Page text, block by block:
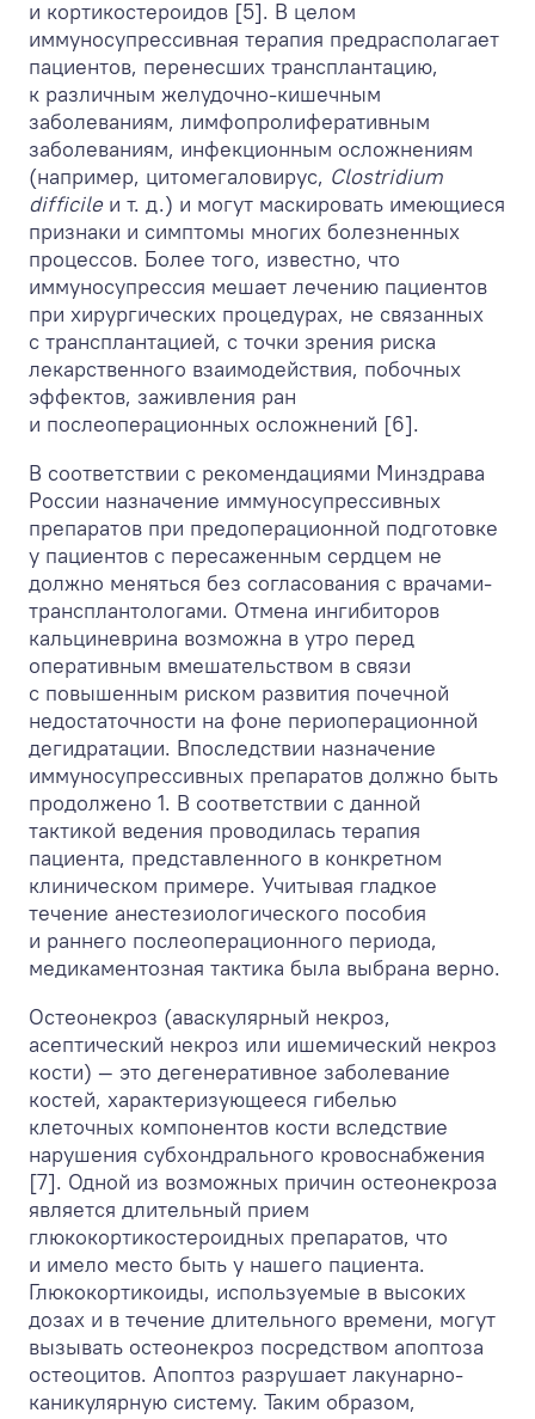
и кортикостероидов [5]. В целом
иммуносупрессивная терапия предрасполагает
пациентов, перенесших трансплантацию,
к различным желудочно-кишечным
заболеваниям, лимфопролиферативным
заболеваниям, инфекционным осложнениям
(например, цитомегаловирус, Clostridium
difficileи т. д.) и могут маскировать имеющиеся
признаки и симптомы многих болезненных
процессов. Более того, известно, что
иммуносупрессия мешает лечению пациентов
при хирургических процедурах, не связанных
с трансплантацией, с точки зрения риска
лекарственного взаимодействия, побочных
эффектов, заживления ран
и послеоперационных осложнений [6].
В соответствии с рекомендациями Минздрава
России назначение иммуносупрессивных
препаратов при предоперационной подготовке
у пациентов с пересаженным сердцем не
должно меняться без согласования с врачами-
трансплантологами. Отмена ингибиторов
кальциневрина возможна в утро перед
оперативным вмешательством в связи
с повышенным риском развития почечной
недостаточности на фоне периоперационной
дегидратации. Впоследствии назначение
иммуносупрессивных препаратов должно быть
продолжено 1. В соответствии с данной
тактикой ведения проводилась терапия
пациента, представленного в конкретном
клиническом примере. Учитывая гладкое
течение анестезиологического пособия
и раннего послеоперационного периода,
медикаментозная тактика была выбрана верно.
Остеонекроз (аваскулярный некроз,
асептический некроз или ишемический некроз
кости) — это дегенеративное заболевание
костей, характеризующееся гибелью
клеточных компонентов кости вследствие
нарушения субхондрального кровоснабжения
[7]. Одной из возможных причин остеонекроза
является длительный прием
глюкокортикостероидных препаратов, что
и имело место быть у нашего пациента.
Глюкокортикоиды, используемые в высоких
дозах и в течение длительного времени, могут
вызывать остеонекроз посредством апоптоза
остеоцитов. Апоптоз разрушает лакунарно-
каникулярную систему. Таким образом,